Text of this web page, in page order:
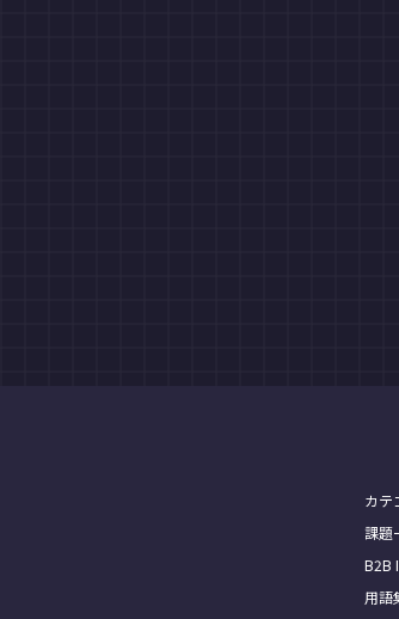
カテ
課題
B2B
用語